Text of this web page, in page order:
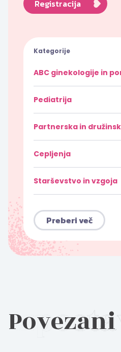
Registracija
Kategorije
ABC ginekologije in
Pediatrija
Partnerska in
Cepljenja
Starševstvo in vzgoja
Preberi več